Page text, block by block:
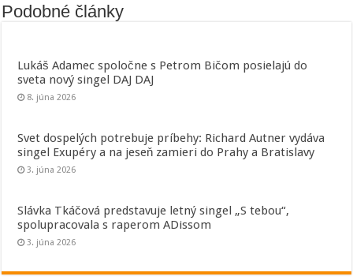
Podobné články
Lukáš Adamec spoločne s Petrom Bičom posielajú do
sveta nový singel DAJ DAJ
8. júna 2026
Svet dospelých potrebuje príbehy: Richard Autner vydáva
singel Exupéry a na jeseň zamieri do Prahy a Bratislavy
3. júna 2026
Slávka Tkáčová predstavuje letný singel „S tebou“,
spolupracovala s raperom ADissom
3. júna 2026